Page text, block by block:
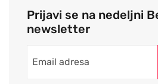
Prijavi se na nedeljni
newsletter